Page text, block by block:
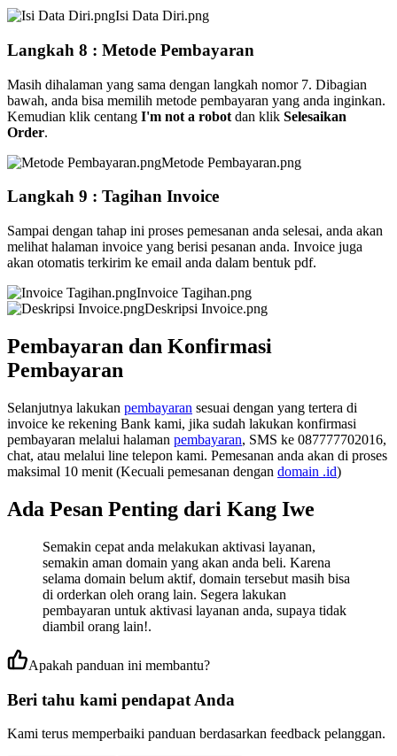
Isi Data Diri.png
Langkah 8 : Metode Pembayaran
Masih dihalaman yang sama dengan langkah nomor 7. Dibagian
bawah, anda bisa memilih metode pembayaran yang anda inginkan.
Kemudian klik centang I'm not a robot dan klik Selesaikan
Order.
Metode Pembayaran.png
Langkah 9 : Tagihan Invoice
Sampai dengan tahap ini proses pemesanan anda selesai, anda akan
melihat halaman invoice yang berisi pesanan anda. Invoice juga
akan otomatis terkirim ke email anda dalam bentuk pdf.
Invoice Tagihan.png
Deskripsi Invoice.png
Pembayaran dan Konfirmasi
Pembayaran
Selanjutnya lakukan pembayaran sesuai dengan yang tertera di
invoice ke rekening Bank kami, jika sudah lakukan konfirmasi
pembayaran melalui halaman pembayaran, SMS ke 087777702016,
chat, atau melalui line telepon kami. Pemesanan anda akan di proses
maksimal 10 menit (Kecuali pemesanan dengan domain .id)
Ada Pesan Penting dari Kang Iwe
Semakin cepat anda melakukan aktivasi layanan,
semakin aman domain yang akan anda beli. Karena
selama domain belum aktif, domain tersebut masih bisa
di orderkan oleh orang lain. Segera lakukan
pembayaran untuk aktivasi layanan anda, supaya tidak
diambil orang lain!.
Apakah panduan ini membantu?
Beri tahu kami pendapat Anda
Kami terus memperbaiki panduan berdasarkan feedback pelanggan.